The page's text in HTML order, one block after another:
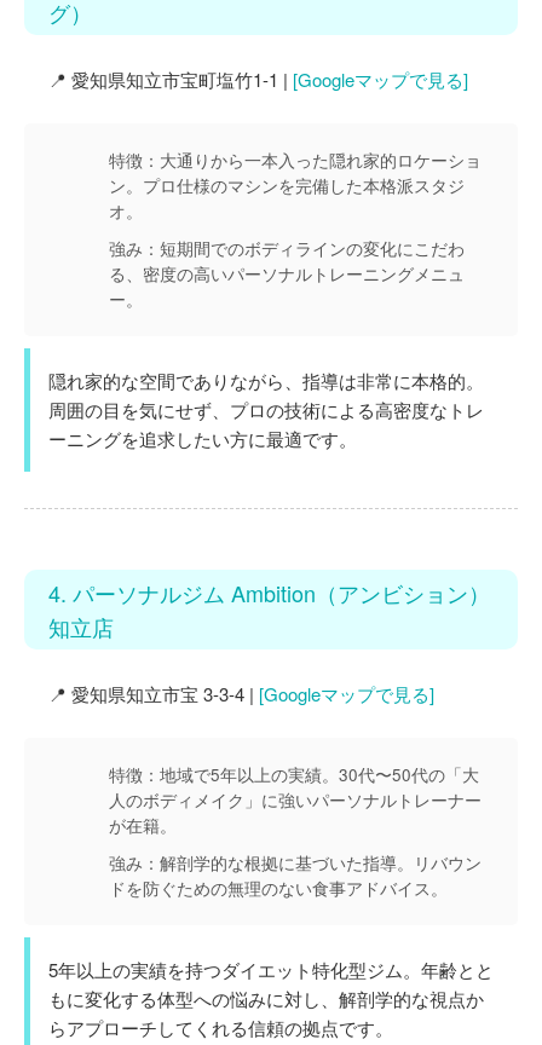
グ）
📍 愛知県知立市宝町塩竹1-1 | [Googleマップで見る]
特徴： 大通りから一本入った隠れ家的ロケーショ
ン。プロ仕様のマシンを完備した本格派スタジ
オ。
強み： 短期間でのボディラインの変化にこだわ
る、密度の高いパーソナルトレーニングメニュ
ー。
隠れ家的な空間でありながら、指導は非常に本格的。
周囲の目を気にせず、プロの技術による高密度なトレ
ーニングを追求したい方に最適です。
4. パーソナルジム Ambition（アンビション）
知立店
📍 愛知県知立市宝 3-3-4 | [Googleマップで見る]
特徴： 地域で5年以上の実績。30代〜50代の「大
人のボディメイク」に強いパーソナルトレーナー
が在籍。
強み： 解剖学的な根拠に基づいた指導。リバウン
ドを防ぐための無理のない食事アドバイス。
5年以上の実績を持つダイエット特化型ジム。年齢とと
もに変化する体型への悩みに対し、解剖学的な視点か
らアプローチしてくれる信頼の拠点です。